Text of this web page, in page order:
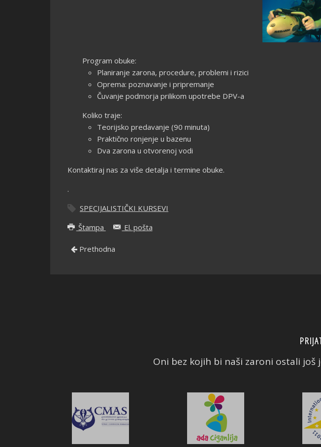
Program obuke:
Planiranje zarona, procedure, problemi i rizici
Oprema: poznavanje i pripremanje
Čuvanje podmorja prilikom upotrebe DPV-a
Koliko traje:
Teorijsko predavanje (90 minuta)
Praktično ronjenje u bazenu
Dva zarona u otvorenoj vodi
Kontaktiraj nas za više detalja i termine obuke.
.
SPECIJALISTIČKI KURSEVI
Štampa
El. pošta
Prethodna
Oni bez kojih bi naši zaroni ostali